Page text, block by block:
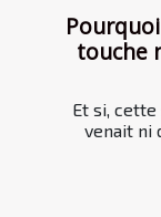
touche
Et si, cette
venait ni